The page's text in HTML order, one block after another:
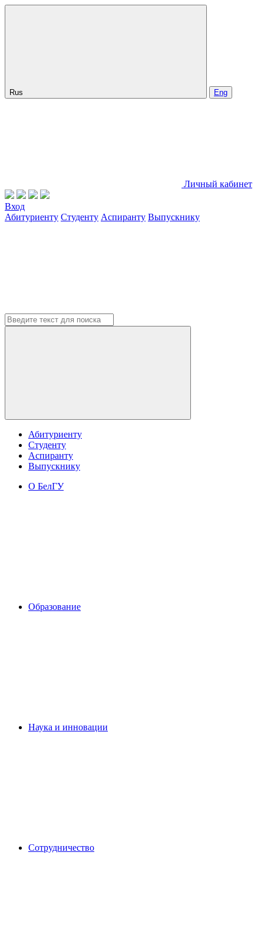
Rus Eng
Личный кабинет
Вход
Абитуриенту Студенту Аспиранту Выпускнику
Абитуриенту
Студенту
Аспиранту
Выпускнику
О БелГУ
Образование
Наука и инновации
Сотрудничество